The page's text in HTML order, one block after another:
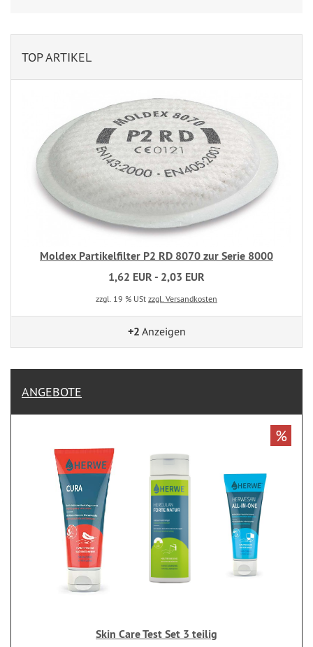
TOP ARTIKEL
Moldex Partikelfilter P2 RD 8070 zur Serie 8000
1,62 EUR - 2,03 EUR
zzgl. 19 % USt zzgl. Versandkosten
+2 Anzeigen
ANGEBOTE
Skin Care Test Set 3 teilig
%